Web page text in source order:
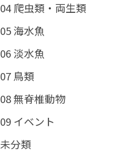
04 爬虫類・両生類
05 海水魚
06 淡水魚
07 鳥類
08 無脊椎動物
09 イベント
未分類